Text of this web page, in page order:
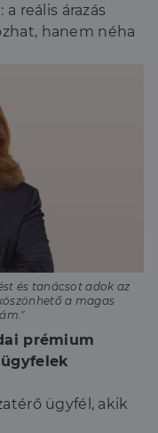
reális árazás
hanem néha
és tanácsot adok az
a magas
prémium
ügyfél, akik